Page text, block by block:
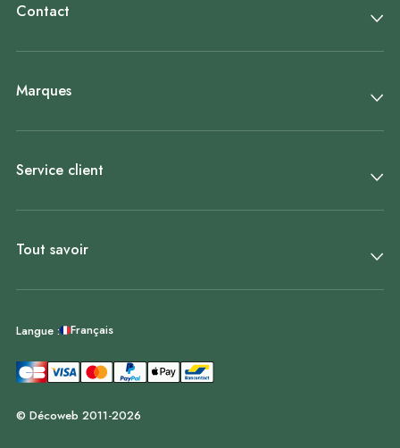
Contact
Marques
Service client
Tout savoir
Langue : Français
© Décoweb 2011-2026